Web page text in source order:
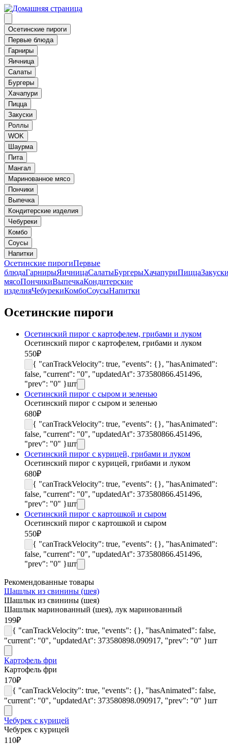
Осетинские пироги
Первые блюда
Гарниры
Яичница
Салаты
Бургеры
Хачапури
Пицца
Закуски
Роллы
WOK
Шаурма
Пита
Мангал
Маринованное мясо
Пончики
Выпечка
Кондитерские изделия
Чебуреки
Комбо
Соусы
Напитки
Осетинские пирогиПервые
блюдаГарнирыЯичницаСалатыБургерыХачапуриПицца
мясоПончикиВыпечкаКондитерские
изделияЧебурекиКомбоСоусыНапитки
Осетинские пироги
Осетинский пирог с картофелем, грибами и луком
Осетинский пирог с картофелем, грибами и луком
550₽
{ "canTrackVelocity": true, "events": {}, "hasAnimated":
false, "current": "0", "updatedAt": 373580866.451496,
"prev": "0" }шт
Осетинский пирог с сыром и зеленью
Осетинский пирог с сыром и зеленью
680₽
{ "canTrackVelocity": true, "events": {}, "hasAnimated":
false, "current": "0", "updatedAt": 373580866.451496,
"prev": "0" }шт
Осетинский пирог с курицей, грибами и луком
Осетинский пирог с курицей, грибами и луком
680₽
{ "canTrackVelocity": true, "events": {}, "hasAnimated":
false, "current": "0", "updatedAt": 373580866.451496,
"prev": "0" }шт
Осетинский пирог с картошкой и сыром
Осетинский пирог с картошкой и сыром
550₽
{ "canTrackVelocity": true, "events": {}, "hasAnimated":
false, "current": "0", "updatedAt": 373580866.451496,
"prev": "0" }шт
Рекомендованные товары
Шашлык из свинины (шея)
Шашлык из свинины (шея)
Шашлык маринованный (шея), лук маринованный
199₽
{ "canTrackVelocity": true, "events": {}, "hasAnimated": false,
"current": "0", "updatedAt": 373580898.090917, "prev": "0" }шт
Картофель фри
Картофель фри
170₽
{ "canTrackVelocity": true, "events": {}, "hasAnimated": false,
"current": "0", "updatedAt": 373580898.090917, "prev": "0" }шт
Чебурек с курицей
Чебурек с курицей
110₽